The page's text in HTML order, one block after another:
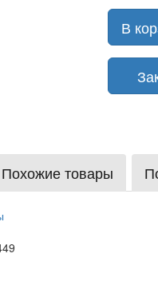
В
Похожие товары